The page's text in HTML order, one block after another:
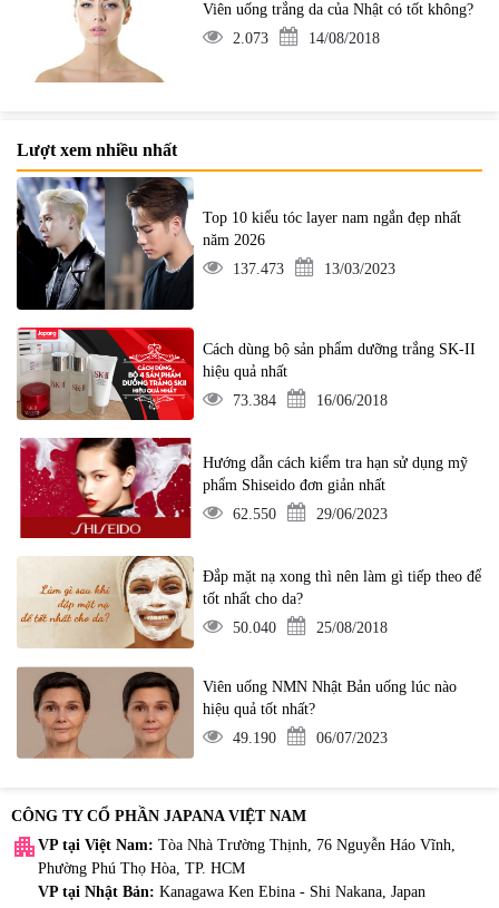
Viên uống trắng da của Nhật có tốt không?
2.073
14/08/2018
Lượt xem nhiều nhất
Top 10 kiểu tóc layer nam ngắn đẹp nhất
năm 2026
137.473
13/03/2023
Cách dùng bộ sản phẩm dưỡng trắng SK-II
hiệu quả nhất
73.384
16/06/2018
Hướng dẫn cách kiểm tra hạn sử dụng mỹ
phẩm Shiseido đơn giản nhất
62.550
29/06/2023
Đắp mặt nạ xong thì nên làm gì tiếp theo để
tốt nhất cho da?
50.040
25/08/2018
Viên uống NMN Nhật Bản uống lúc nào
hiệu quả tốt nhất?
49.190
06/07/2023
CÔNG TY CỔ PHẦN JAPANA VIỆT NAM
apartment VP tại Việt Nam: Tòa Nhà Trường Thịnh, 76 Nguyễn Háo Vĩnh,
Phường Phú Thọ Hòa, TP. HCM
VP tại Nhật Bản: Kanagawa Ken Ebina - Shi Nakana, Japan